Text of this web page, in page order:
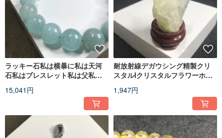
ラッキー石私は横暴に私は天河
石私はブレスレット私は父私は
フレンドの贈り物
15,041円
耐放射線デガウシング精製クリ
スタルIクリスタルフラワーホワ
スタルコラムI会社のテーブルデ
コレーションIバレンタインデー
の誕生日プレゼント
1,947円